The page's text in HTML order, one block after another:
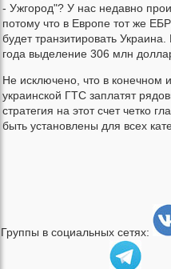
- Ужгород"? У нас недавно
потому что в Европе тот же
будет транзитировать
года выделение 306 млн
Не исключено, что в конечном
украинской ГТС заплатят
стратегия на этот счет четко
быть установлены для всех
Группы в социальных сетях: